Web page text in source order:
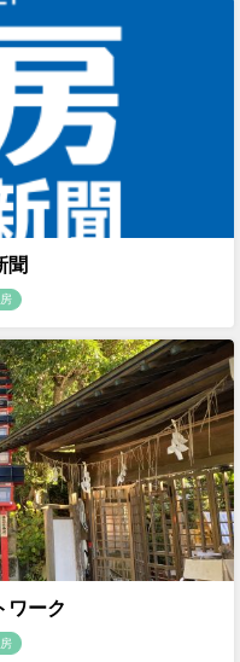
聞
ワーク